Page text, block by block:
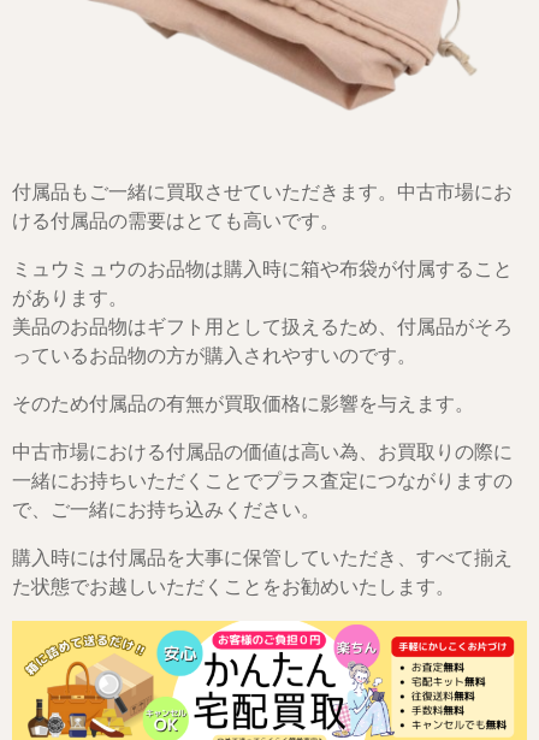
付属品もご一緒に買取させていただきます。中古市場にお
ける付属品の需要はとても高いです。
ミュウミュウのお品物は購入時に箱や布袋が付属すること
があります。
美品のお品物はギフト用として扱えるため、付属品がそろ
っているお品物の方が購入されやすいのです。
そのため付属品の有無が買取価格に影響を与えます。
中古市場における付属品の価値は高い為、お買取りの際に
一緒にお持ちいただくことでプラス査定につながりますの
で、ご一緒にお持ち込みください。
購入時には付属品を大事に保管していただき、すべて揃え
た状態でお越しいただくことをお勧めいたします。